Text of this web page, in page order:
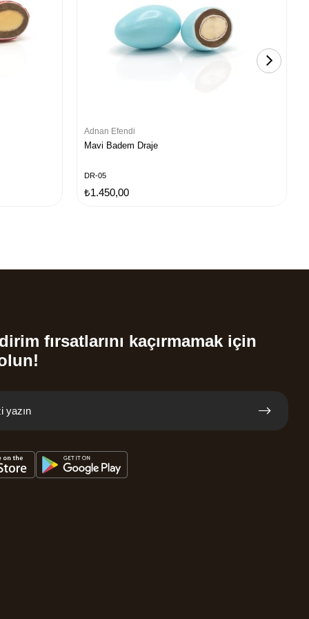
Adnan Efendi
Mavi Badem Draje
DR-05
₺1.450,00
fırsatlarını kaçırmamak için